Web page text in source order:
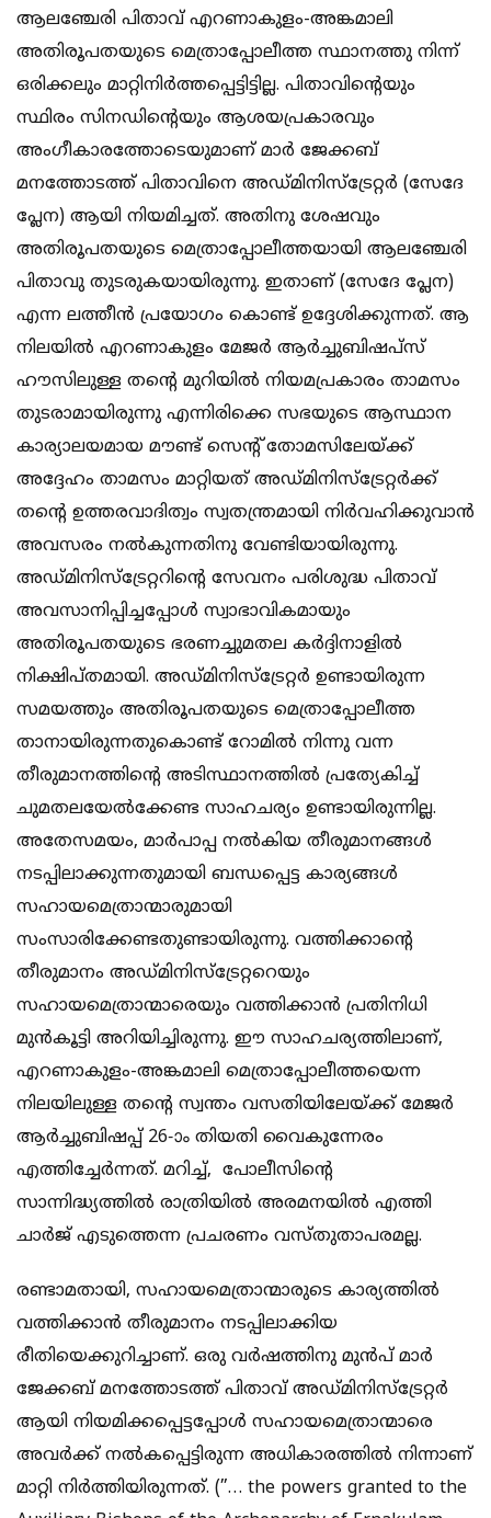
ആലഞ്ചേരി പിതാവ് എറണാകുളം-അങ്കമാലി
അതിരൂപതയുടെ മെത്രാപ്പോലീത്ത സ്ഥാനത്തു നിന്ന്
ഒരിക്കലും മാറ്റിനിര്‍ത്തപ്പെട്ടിട്ടില്ല. പിതാവിന്റെയും
സ്ഥിരം സിനഡിന്റെയും ആശയപ്രകാരവും
അംഗീകാരത്തോടെയുമാണ് മാര്‍ ജേക്കബ്
മനത്തോടത്ത് പിതാവിനെ അഡ്മിനിസ്ട്രേറ്റര്‍ (സേദേ
പ്ലേന) ആയി നിയമിച്ചത്. അതിനു ശേഷവും
അതിരൂപതയുടെ മെത്രാപ്പോലീത്തയായി ആലഞ്ചേരി
പിതാവു തുടരുകയായിരുന്നു. ഇതാണ് (സേദേ പ്ലേന)
എന്ന ലത്തീന്‍ പ്രയോഗം കൊണ്ട് ഉദ്ദേശിക്കുന്നത്. ആ
നിലയില്‍ എറണാകുളം മേജര്‍ ആര്‍ച്ചുബിഷപ്സ്
ഹൗസിലുള്ള തന്റെ മുറിയില്‍ നിയമപ്രകാരം താമസം
തുടരാമായിരുന്നു എന്നിരിക്കെ സഭയുടെ ആസ്ഥാന
കാര്യാലയമായ മൗണ്ട് സെന്റ് തോമസിലേയ്ക്ക്
അദ്ദേഹം താമസം മാറ്റിയത് അഡ്മിനിസ്ട്രേറ്റര്‍ക്ക്
തന്റെ ഉത്തരവാദിത്വം സ്വതന്ത്രമായി നിര്‍വഹിക്കുവാന്‍
അവസരം നല്‍കുന്നതിനു വേണ്ടിയായിരുന്നു.
അഡ്മിനിസ്ട്രേറ്ററിന്റെ സേവനം പരിശുദ്ധ പിതാവ്
അവസാനിപ്പിച്ചപ്പോള്‍ സ്വാഭാവികമായും
അതിരൂപതയുടെ ഭരണച്ചുമതല കര്‍ദ്ദിനാളില്‍
നിക്ഷിപ്തമായി. അഡ്മിനിസ്ട്രേറ്റര്‍ ഉണ്ടായിരുന്ന
സമയത്തും അതിരൂപതയുടെ മെത്രാപ്പോലീത്ത
താനായിരുന്നതുകൊണ്ട് റോമില്‍ നിന്നു വന്ന
തീരുമാനത്തിന്റെ അടിസ്ഥാനത്തില്‍ പ്രത്യേകിച്ച്
ചുമതലയേല്‍ക്കേണ്ട സാഹചര്യം ഉണ്ടായിരുന്നില്ല.
അതേസമയം, മാര്‍പാപ്പ നല്‍കിയ തീരുമാനങ്ങള്‍
നടപ്പിലാക്കുന്നതുമായി ബന്ധപ്പെട്ട കാര്യങ്ങള്‍
സഹായമെത്രാന്മാരുമായി
സംസാരിക്കേണ്ടതുണ്ടായിരുന്നു. വത്തിക്കാന്റെ
തീരുമാനം അഡ്മിനിസ്‌ട്രേറ്ററെയും
സഹായമെത്രാന്മാരെയും വത്തിക്കാന്‍ പ്രതിനിധി
മുന്‍കൂട്ടി അറിയിച്ചിരുന്നു. ഈ സാഹചര്യത്തിലാണ്,
എറണാകുളം-അങ്കമാലി മെത്രാപ്പോലീത്തയെന്ന
നിലയിലുള്ള തന്റെ സ്വന്തം വസതിയിലേയ്ക്ക് മേജര്‍
ആര്‍ച്ചുബിഷപ്പ് 26-ാം തിയതി വൈകുന്നേരം
എത്തിച്ചേര്‍ന്നത്. മറിച്ച്, പോലീസിന്റെ
സാന്നിദ്ധ്യത്തില്‍ രാത്രിയില്‍ അരമനയില്‍ എത്തി
ചാര്‍ജ് എടുത്തെന്ന പ്രചരണം വസ്തുതാപരമല്ല.
രണ്ടാമതായി, സഹായമെത്രാന്മാരുടെ കാര്യത്തില്‍
വത്തിക്കാന്‍ തീരുമാനം നടപ്പിലാക്കിയ
രീതിയെക്കുറിച്ചാണ്. ഒരു വര്‍ഷത്തിനു മുന്‍പ് മാര്‍
ജേക്കബ് മനത്തോടത്ത് പിതാവ് അഡ്മിനിസ്‌ട്രേറ്റര്‍
ആയി നിയമിക്കപ്പെട്ടപ്പോള്‍ സഹായമെത്രാന്മാരെ
അവര്‍ക്ക് നല്‍കപ്പെട്ടിരുന്ന അധികാരത്തില്‍ നിന്നാണ്
മാറ്റി നിര്‍ത്തിയിരുന്നത്. (”… the powers granted to the